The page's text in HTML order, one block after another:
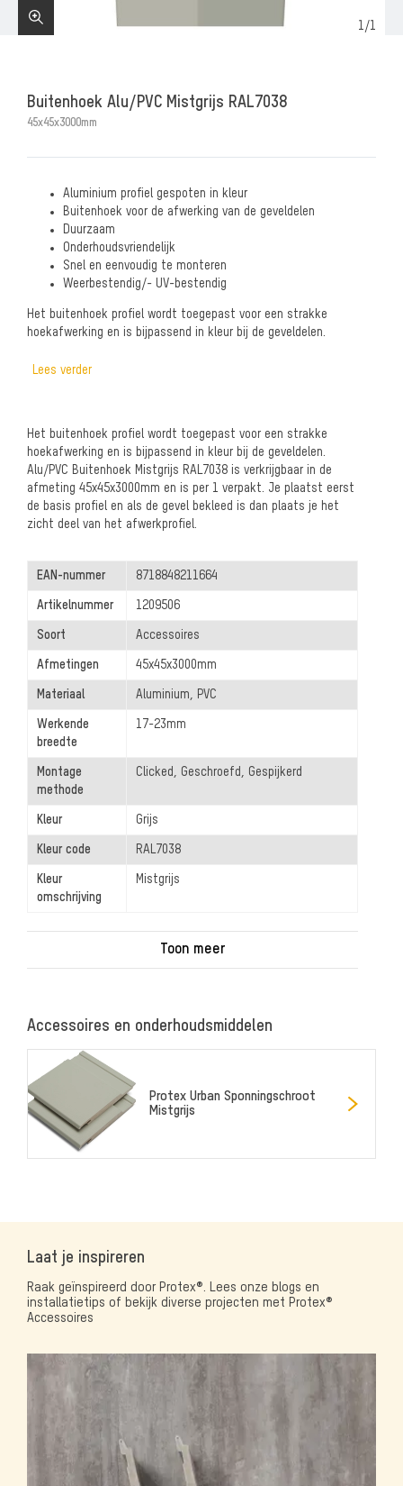
1/1
Buitenhoek Alu/PVC Mistgrijs RAL7038
45x45x3000mm
Aluminium profiel gespoten in kleur
Buitenhoek voor de afwerking van de geveldelen
Duurzaam
Onderhoudsvriendelijk
Snel en eenvoudig te monteren
Weerbestendig/- UV-bestendig
Het buitenhoek profiel wordt toegepast voor een strakke
hoekafwerking en is bijpassend in kleur bij de geveldelen.
Lees verder
Het buitenhoek profiel wordt toegepast voor een strakke
hoekafwerking en is bijpassend in kleur bij de geveldelen.
Alu/PVC Buitenhoek Mistgrijs RAL7038 is verkrijgbaar in de
afmeting 45x45x3000mm en is per 1 verpakt. Je plaatst eerst
de basis profiel en als de gevel bekleed is dan plaats je het
zicht deel van het afwerkprofiel.
EAN-nummer 8718848211664
Artikelnummer 1209506
Soort Accessoires
Afmetingen 45x45x3000mm
Materiaal Aluminium, PVC
Werkende
breedte
17-23mm
Montage
methode
Clicked, Geschroefd, Gespijkerd
Kleur Grijs
Kleur code RAL7038
Kleur
omschrijving
Mistgrijs
Accessoires en onderhoudsmiddelen
Protex Urban Sponningschroot
Mistgrijs
Laat je inspireren
Raak geïnspireerd door Protex®. Lees onze blogs en
installatietips of bekijk diverse projecten met Protex®
Accessoires